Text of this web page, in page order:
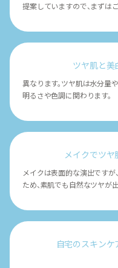
提案していますので、まずは
ツヤ肌と美
異なります。ツヤ肌は水分量
明るさや色調に関わります。
メイクでツヤ
メイクは表面的な演出です
ため、素肌でも自然なツヤが
自宅のスキン